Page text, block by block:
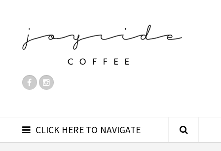
CLICK HERE TO NAVIGATE